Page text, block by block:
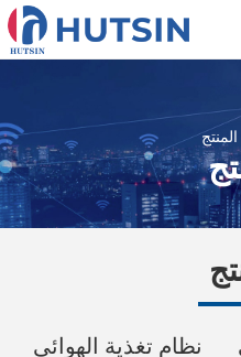
المنزل
حول
الحل
الأخبار
المنتج
نظام تغذية الهوائي